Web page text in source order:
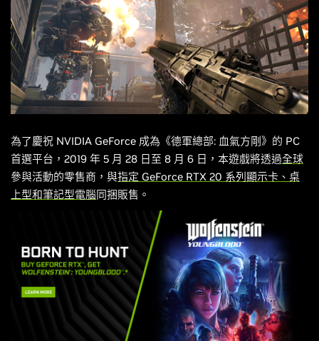
為了慶祝 NVIDIA GeForce 成為《德軍總部: 血氣方剛》的 PC
首選平台，2019 年 5 月 28 日至 8 月 6 日，本遊戲將透過全球
參與活動的零售商，與指定 GeForce RTX 20 系列顯示卡、桌
上型和筆記型電腦同捆販售。